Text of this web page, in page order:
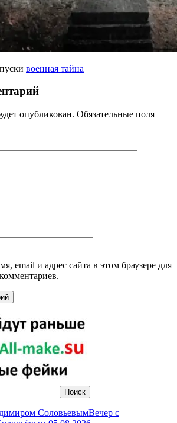
военная тайна
опубликован. Обязательные поля
email и адрес сайта в этом браузере для
Вечер с